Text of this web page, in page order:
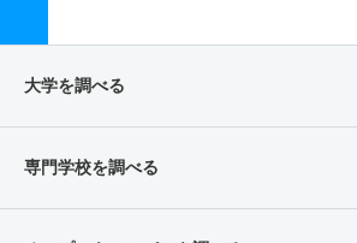
大学を調べる
専門学校を調べる